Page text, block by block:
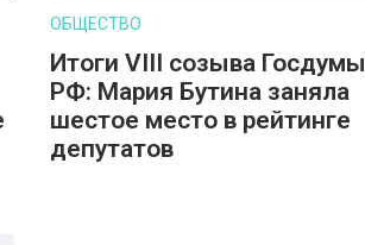
ОБЩЕСТВО
Итоги VIII созыва Госдумы
РФ: Мария Бутина заняла
шестое место в рейтинге
депутатов